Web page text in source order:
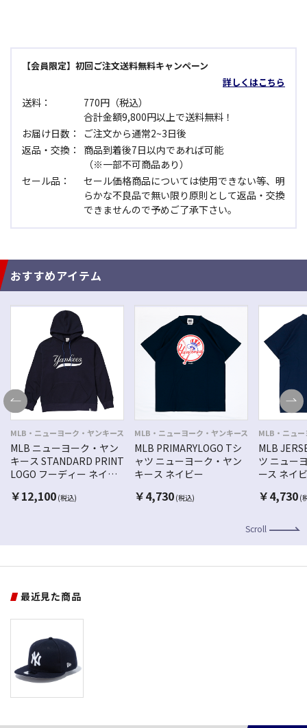
【会員限定】初回ご注文送料無料キャンペーン
詳しくはこちら
送料：
770円（税込）
合計金額9,800円以上で送料無料！
お届け日数：
ご注文から通常2~3日後
返品・交換：
商品到着後7日以内であれば可能
（※一部不可商品あり）
セール品：
セール価格商品については使用できない等、明
らかな不良品で無い限り原則として返品・交換
できませんので予めご了承下さい。
おすすめアイテム
MLB・ニューヨーク・ヤンキース
MLB ニューヨーク・ヤン
キース STANDARD PRINT
LOGO フーディー ネイビ
￥12,100 (税込)
MLB・ニューヨーク・ヤンキース
MLB PRIMARYLOGO Tシ
ャツ ニューヨーク・ヤン
キース ネイビー
￥4,730 (税込)
MLB・ニュ
MLB
ツ ニュー
ース ネイ
￥4,730 (
Scroll
最近見た商品